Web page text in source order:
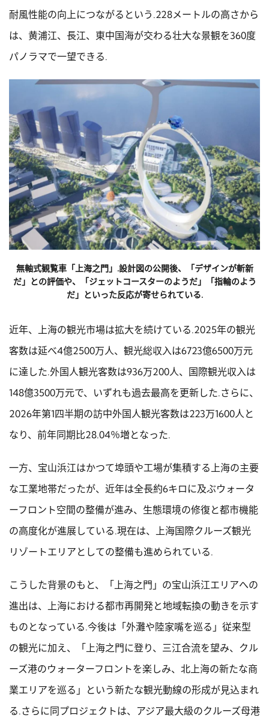
耐風性能の向上につながるという.228メートルの高さから
は、黄浦江、長江、東中国海が交わる壮大な景観を360度
パノラマで一望できる.
無軸式観覧車「上海之門」.設計図の公開後、「デザインが斬新
だ」との評価や、「ジェットコースターのようだ」「指輪のよう
だ」といった反応が寄せられている.
近年、上海の観光市場は拡大を続けている.2025年の観光
客数は延べ4億2500万人、観光総収入は6723億6500万元
に達した.外国人観光客数は936万200人、国際観光収入は
148億3500万元で、いずれも過去最高を更新した.さらに、
2026年第1四半期の訪中外国人観光客数は223万1600人と
なり、前年同期比28.04％増となった.
一方、宝山浜江はかつて埠頭や工場が集積する上海の主要
な工業地帯だったが、近年は全長約6キロに及ぶウォータ
ーフロント空間の整備が進み、生態環境の修復と都市機能
の高度化が進展している.現在は、上海国際クルーズ観光
リゾートエリアとしての整備も進められている.
こうした背景のもと、「上海之門」の宝山浜江エリアへの
進出は、上海における都市再開発と地域転換の動きを示す
ものとなっている.今後は「外灘や陸家嘴を巡る」従来型
の観光に加え、「上海之門に登り、三江合流を望み、クル
ーズ港のウォーターフロントを楽しみ、北上海の新たな商
業エリアを巡る」という新たな観光動線の形成が見込まれ
る.さらに同プロジェクトは、アジア最大級のクルーズ母港